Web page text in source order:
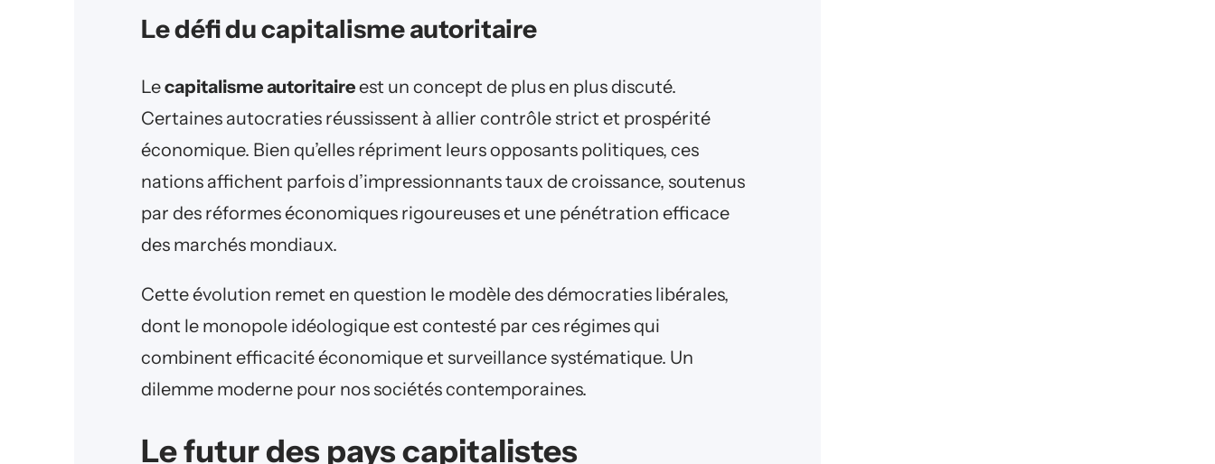
Le défi du capitalisme autoritaire
Lecapitalisme autoritaireest un concept de plus en plus discuté.
Certaines autocraties réussissent à allier contrôle strict et prospérité
économique. Bien qu’elles répriment leurs opposants politiques, ces
nations affichent parfois d’impressionnants taux de croissance, soutenus
par des réformes économiques rigoureuses et une pénétration efficace
des marchés mondiaux.
Cette évolution remet en question le modèle des démocraties libérales,
dont le monopole idéologique est contesté par ces régimes qui
combinent efficacité économique et surveillance systématique. Un
dilemme moderne pour nos sociétés contemporaines.
Le futur des pays capitalistes